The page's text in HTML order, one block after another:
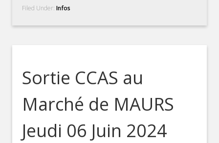
Filed Under:Infos
Sortie CCAS au
Marché de MAURS
Jeudi 06 Juin 2024